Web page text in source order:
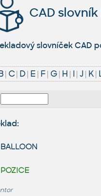
CAD
slovníček CAD
| C| D| E | F| G| H | I | J| K|
balloon
pozice